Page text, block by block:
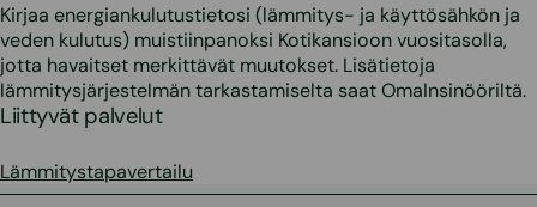
Kirjaa energiankulutustietosi (lämmitys- ja käyttösähkön ja
veden kulutus) muistiinpanoksi Kotikansioon vuositasolla,
jotta havaitset merkittävät muutokset. Lisätietoja
lämmitysjärjestelmän tarkastamiselta saat OmaInsinööriltä.
Liittyvät palvelut
Lämmitystapavertailu